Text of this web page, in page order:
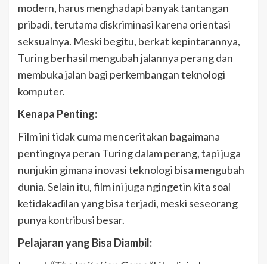
modern, harus menghadapi banyak tantangan
pribadi, terutama diskriminasi karena orientasi
seksualnya. Meski begitu, berkat kepintarannya,
Turing berhasil mengubah jalannya perang dan
membuka jalan bagi perkembangan teknologi
komputer.
Kenapa Penting:
Film ini tidak cuma menceritakan bagaimana
pentingnya peran Turing dalam perang, tapi juga
nunjukin gimana inovasi teknologi bisa mengubah
dunia. Selain itu, film ini juga ngingetin kita soal
ketidakadilan yang bisa terjadi, meski seseorang
punya kontribusi besar.
Pelajaran yang Bisa Diambil: